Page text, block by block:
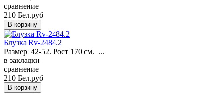
сравнение
210 Бел.руб
Блузка Rv-2484.2
Размер: 42-52. Рост 170 см. ...
в закладки
сравнение
210 Бел.руб